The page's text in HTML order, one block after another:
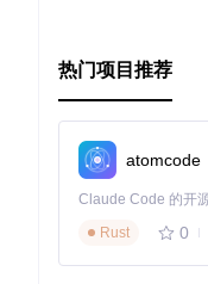
defer
func
if err
// 记
        }
// 正常逻辑
// 示例：业务逻辑
热门项目推荐
atomcode
Rust
0